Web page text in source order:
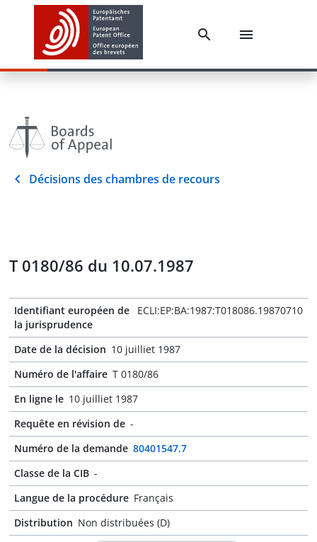
Décisions des chambres de recours
T 0180/86 du 10.07.1987
Identifiant européen de
la jurisprudence
ECLI:EP:BA:1987:T018086.19870710
Date de la décision 10 juilliet 1987
Numéro de l'affaire T 0180/86
En ligne le 10 juilliet 1987
Requête en révision de -
Numéro de la demande 80401547.7
Classe de la CIB -
Langue de la procédure Français
Distribution Non distribuées (D)